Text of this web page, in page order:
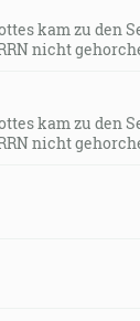
kam zu
nicht
kam zu
nicht